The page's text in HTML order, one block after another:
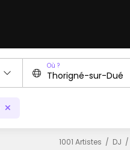
Où ?
1001 Artistes DJ